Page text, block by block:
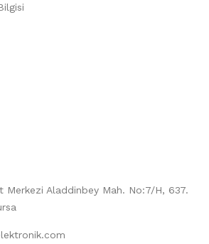
Merkezi Aladdinbey Mah. No:7/H, 637.